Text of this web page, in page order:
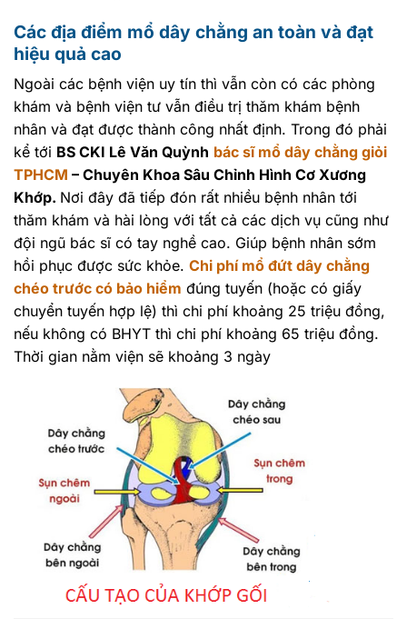
Các địa điểm mổ dây chằng an toàn và đạt
hiệu quả cao
Ngoài các bệnh viện uy tín thì vẫn còn có các phòng
khám và bệnh viện tư vẫn điều trị thăm khám bệnh
nhân và đạt được thành công nhất định. Trong đó phải
kể tới BS CKI Lê Văn Quỳnh bác sĩ mổ dây chằng giỏi
TPHCM – Chuyên Khoa Sâu Chỉnh Hình Cơ Xương
Khớp. Nơi đây đã tiếp đón rất nhiều bệnh nhân tới
thăm khám và hài lòng với tất cả các dịch vụ cũng như
đội ngũ bác sĩ có tay nghề cao. Giúp bệnh nhân sớm
hồi phục được sức khỏe. Chi phí mổ đứt dây chằng
chéo trước có bảo hiểm đúng tuyến (hoặc có giấy
chuyển tuyến hợp lệ) thì chi phí khoảng 25 triệu đồng,
nếu không có BHYT thì chi phí khoảng 65 triệu đồng.
Thời gian nằm viện sẽ khoảng 3 ngày